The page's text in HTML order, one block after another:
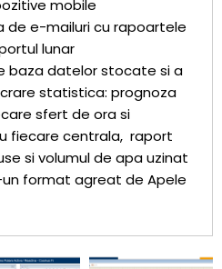
mobile
e-mailuri cu rapoartele
lunar
baza datelor stocate si a
statistica: prognoza
sfert de ora si
fiecare centrala, raport
si volumul de apa uzinat
format agreat de Apele